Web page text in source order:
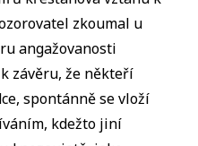
zkoumal u
angažovanosti
závěru, že někteří
spontánně se vloží
kdežto jiní